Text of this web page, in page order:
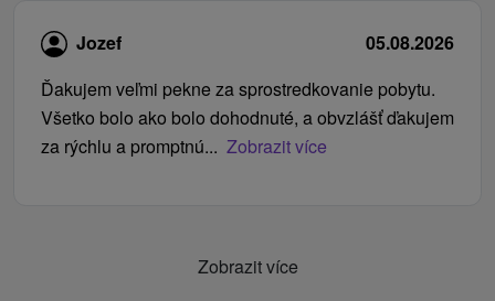
Jozef
05.08.2026
Ďakujem veľmi pekne za sprostredkovanie pobytu.
Všetko bolo ako bolo dohodnuté, a obvzlášť ďakujem
za rýchlu a promptnú... Zobrazit více
Zobrazit více